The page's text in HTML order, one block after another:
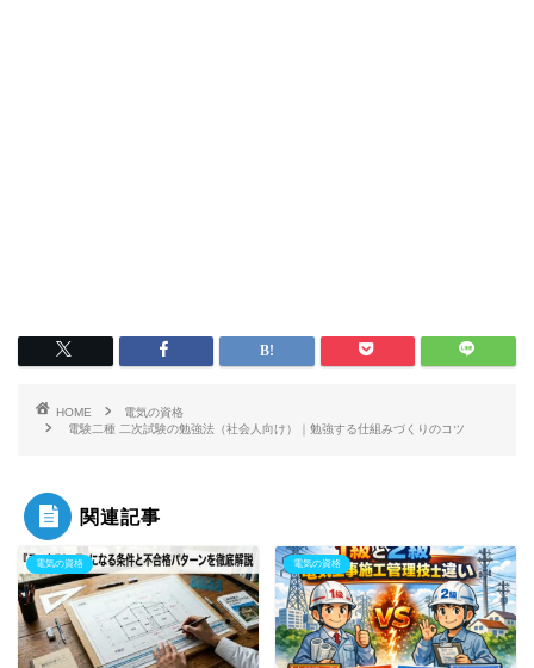
HOME
電気の資格
電験二種 二次試験の勉強法（社会人向け）｜勉強する仕組みづくりのコツ
関連記事
電気の資格 電気の資格